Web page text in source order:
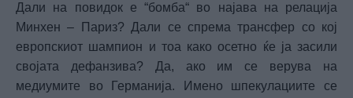
Дали на повидок е “бомба“ во најава на релација
Минхен – Париз? Дали се спрема трансфер со кој
европскиот шампион и тоа како осетно ќе ја засили
својата дефанзива? Да, ако им се верува на
медиумите во Германија. Имено шпекулациите се